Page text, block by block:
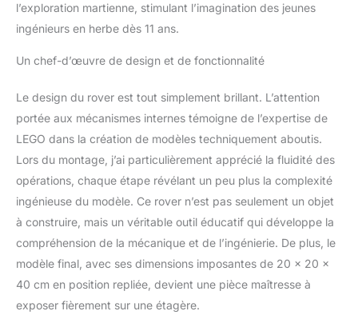
l’adaptabilité des rovers,
compacts lors du
déployer pour
après s’être posés
– Ce set d’exploration
spatiale inclut des
accessoires inspirés de
ceux qu’utilisent les
astronautes, et
notamment du matériel
scientifique et des
bonbonnes de gaz Beau
cadeau sur le thème de
l’espace pour les enfants
fans de jeux inspirés de
la NASA – Ce jeu créatif
l’exploration martienne, stimulant l’imagination des jeunes
ingénieurs en herbe dès 11 ans.
Un chef-d’œuvre de design et de fonctionnalité
Le design du rover est tout simplement brillant. L’attention
portée aux mécanismes internes témoigne de l’expertise de
LEGO dans la création de modèles techniquement aboutis.
Lors du montage, j’ai particulièrement apprécié la fluidité des
opérations, chaque étape révélant un peu plus la complexité
ingénieuse du modèle. Ce rover n’est pas seulement un objet
à construire, mais un véritable outil éducatif qui développe la
compréhension de la mécanique et de l’ingénierie. De plus, le
modèle final, avec ses dimensions imposantes de 20 x 20 x
40 cm en position repliée, devient une pièce maîtresse à
exposer fièrement sur une étagère.